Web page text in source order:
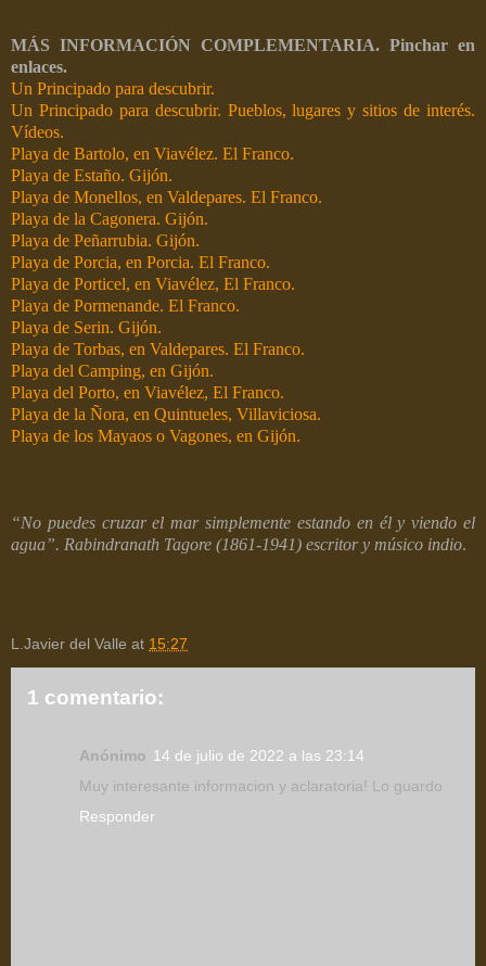
MÁS INFORMACIÓN COMPLEMENTARIA. Pinchar en
enlaces.
Un Principado para descubrir.
Un Principado para descubrir. Pueblos, lugares y sitios de interés.
Vídeos.
Playa de Bartolo, en Viavélez. El Franco.
Playa de Estaño. Gijón.
Playa de Monellos, en Valdepares. El Franco.
Playa de la Cagonera. Gijón.
Playa de Peñarrubia. Gijón.
Playa de Porcia, en Porcia. El Franco.
Playa de Porticel, en Viavélez, El Franco.
Playa de Pormenande. El Franco.
Playa de Serin. Gijón.
Playa de Torbas, en Valdepares. El Franco.
Playa del Camping, en Gijón.
Playa del Porto, en Viavélez, El Franco.
Playa de la Ñora, en Quintueles, Villaviciosa.
Playa de los Mayaos o Vagones, en Gijón.
“No puedes cruzar el mar simplemente estando en él y viendo el
agua”. Rabindranath Tagore (1861-1941) escritor y músico indio.
L.Javier del Valle at 15:27
1 comentario:
Anónimo 14 de julio de 2022 a las 23:14
Muy interesante informacion y aclaratoria! Lo guardo
Responder